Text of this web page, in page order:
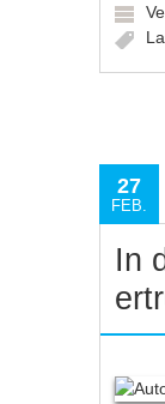
27
FEB.
In